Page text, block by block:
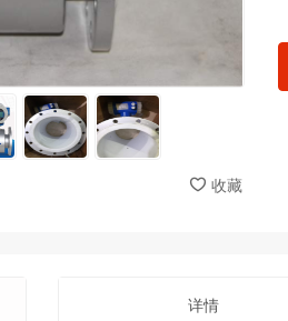
收藏
详情